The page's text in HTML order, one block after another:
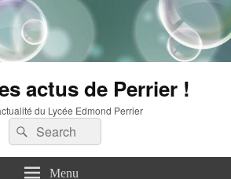
actus de Perrier !
du Lycée Edmond Perrier
Search
for:
Search
Menu